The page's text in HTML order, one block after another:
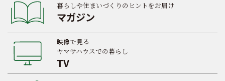
暮らしや住まいづくりのヒントをお届け
マガジン
映像で見る
ヤマサハウスでの暮らし
TV